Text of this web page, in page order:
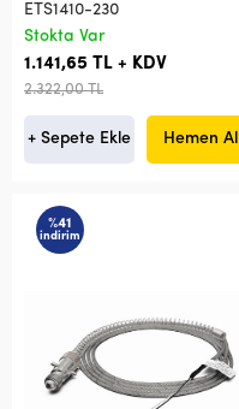
ETS1410-230
Stokta Var
1.141,65 TL + KDV
2.322,00 TL
+ Sepete Ekle Hemen Al
%41
indirim